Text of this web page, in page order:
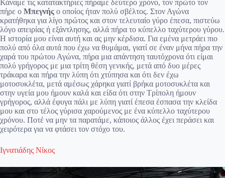
Κάναμε τις κατατακτήριες πήραμε δεύτερο χρόνο, τον πρώτο τον
πήρε ο Μπεγνής ο οποίος ήταν πολύ σβέλτος. Στον Αγώνα
κρατήθηκα για λίγο πρώτος και στον τελευταίο γύρο έπεσα, πιστεύω
λόγο απειρίας ή εξάντλησης, αλλά πήρα το κύπελλο ταχύτερου γύρου.
Η ιστορία μου είναι αυτή και ας μην κέρδισα. Για εμένα μετράει πιο
πολύ από όλα αυτά που έχω να θυμάμαι, γιατί σε έναν μήνα πήρα την
χαρά του πρώτου Αγώνα, πήρα μια απάντηση ταυτόχρονα ότι είμαι
πολύ γρήγορος με μια τρίτη θέση γενικής, μετά από δυο μέρες
τράκαρα και πήρα την λύπη ότι χτύπησα και ότι δεν έχω
μοτοσυκλέτα, μετά αμέσως χάρηκα γιατί βρήκα μοτοσυκλέτα και
στην υγεία μου ήμουν καλά και είδα ότι στην Τρίπολη ήμουν
γρήγορος, αλλά έφυγα πάλι με λύπη γιατί έπεσα έσπασα την κλείδα
μου και στο τέλος γύρισα χαρούμενος με ένα κύπελλο ταχύτερου
χρόνου. Ποτέ να μην τα παρατάμε, κάποιος άλλος έχει περάσει και
χειρότερα για να φτάσει τον στόχο του.
Ιγνατιάδης Νίκος